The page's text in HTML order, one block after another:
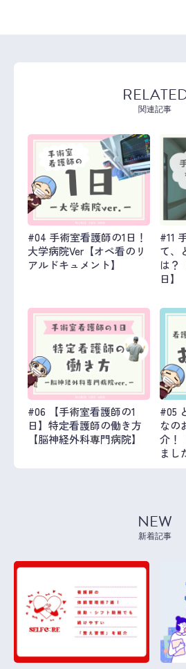
関連記事
#04 手術室看護師の1日！
大学病院Ver【オペ看のリ
アルドキュメント】
#11
て、
は？
日】
#06 【手術室看護師の1
日】特定看護師の働き方
【脳神経外科専門病院】
#05
なの
介！
まし
NEW
新着記事